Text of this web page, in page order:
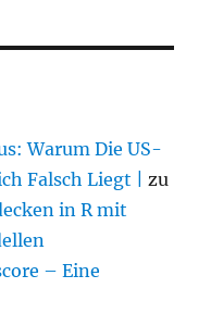
Warum Die US-
Falsch Liegt |
zu
in R mit
– Eine